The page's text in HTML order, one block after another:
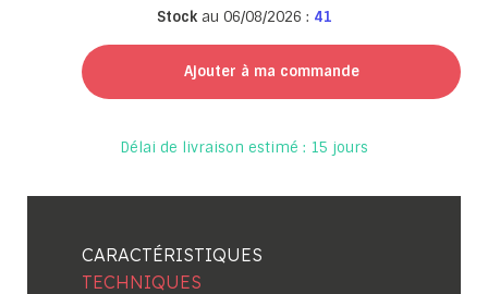
Stock au 06/08/2026 : 41
Ajouter à ma commande
Délai de livraison estimé : 15 jours
CARACTÉRISTIQUES
TECHNIQUES